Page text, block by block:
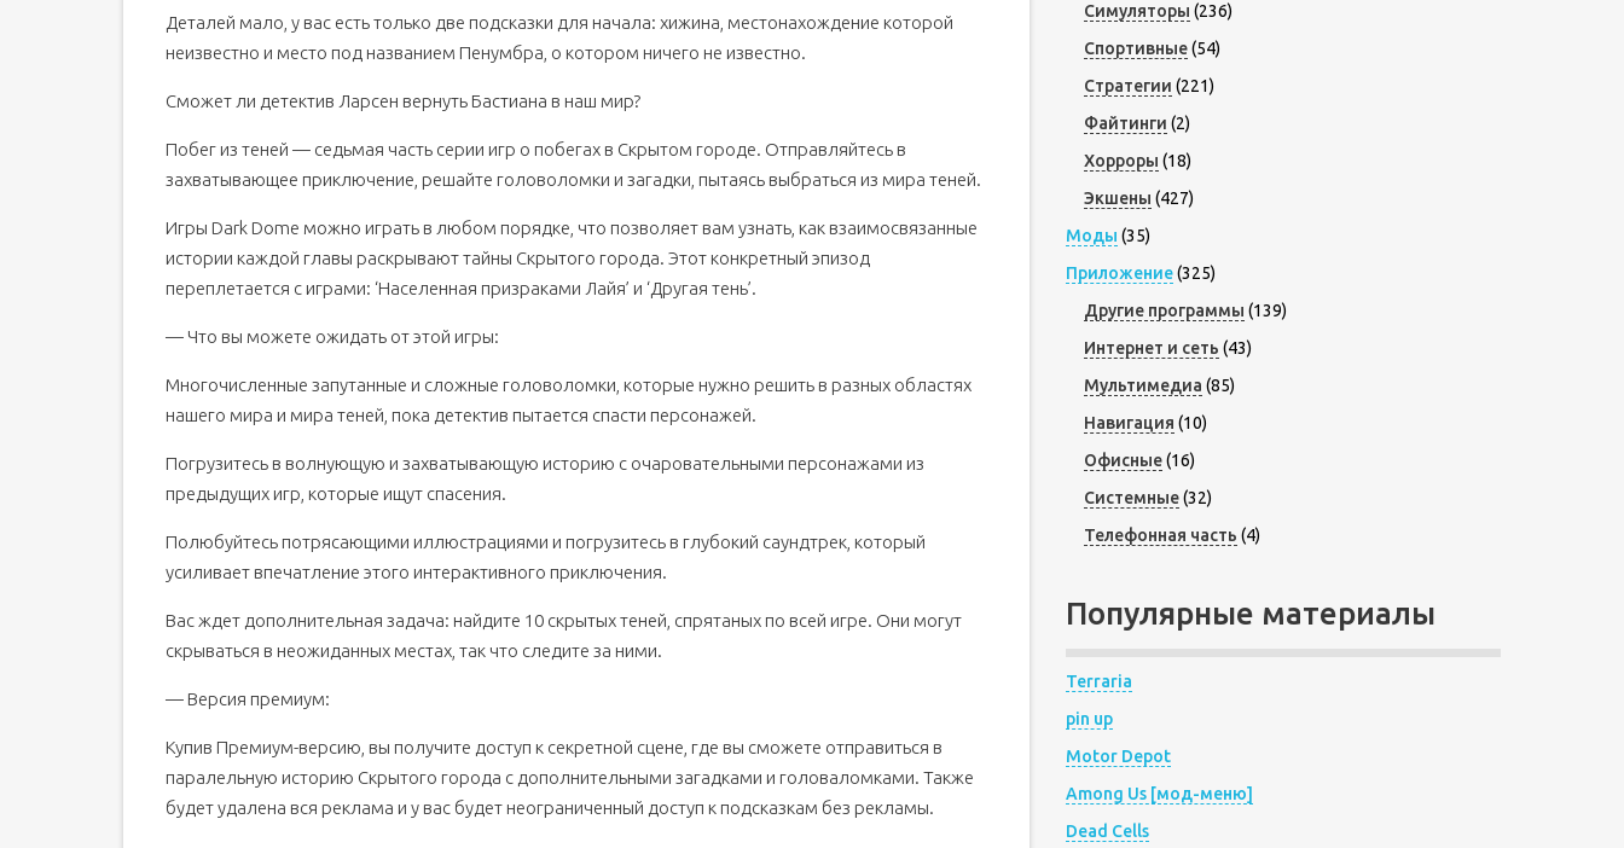
Деталей мало, у вас есть только две подсказки для начала: хижина, местонахождение которой
неизвестно и место под названием Пенумбра, о котором ничего не известно.
Сможет ли детектив Ларсен вернуть Бастиана в наш мир?
Побег из теней — седьмая часть серии игр о побегах в Скрытом городе. Отправляйтесь в
захватывающее приключение, решайте головоломки и загадки, пытаясь выбраться из мира теней.
Игры Dark Dome можно играть в любом порядке, что позволяет вам узнать, как взаимосвязанные
истории каждой главы раскрывают тайны Скрытого города. Этот конкретный эпизод
переплетается с играми: ‘Населенная призраками Лайя’ и ‘Другая тень’.
— Что вы можете ожидать от этой игры:
Многочисленные запутанные и сложные головоломки, которые нужно решить в разных областях
нашего мира и мира теней, пока детектив пытается спасти персонажей.
Погрузитесь в волнующую и захватывающую историю с очаровательными персонажами из
предыдущих игр, которые ищут спасения.
Полюбуйтесь потрясающими иллюстрациями и погрузитесь в глубокий саундтрек, который
усиливает впечатление этого интерактивного приключения.
Вас ждет дополнительная задача: найдите 10 скрытых теней, спрятаных по всей игре. Они могут
скрываться в неожиданных местах, так что следите за ними.
— Версия премиум:
Купив Премиум-версию, вы получите доступ к секретной сцене, где вы сможете отправиться в
паралельную историю Скрытого города с дополнительными загадками и головаломками. Также
будет удалена вся реклама и у вас будет неограниченный доступ к подсказкам без рекламы.
Симуляторы (236)
Спортивные(54)
Стратегии (221)
Файтинги (2)
Хорроры (18)
Экшены (427)
Моды (35)
Приложение(325)
Другие программы (139)
Интернет и сеть (43)
Мультимедиа (85)
Навигация (10)
Офисные(16)
Системные(32)
Телефонная часть (4)
Популярные материалы
Terraria
pin up
Motor Depot
Among Us [мод-меню]
Dead Cells